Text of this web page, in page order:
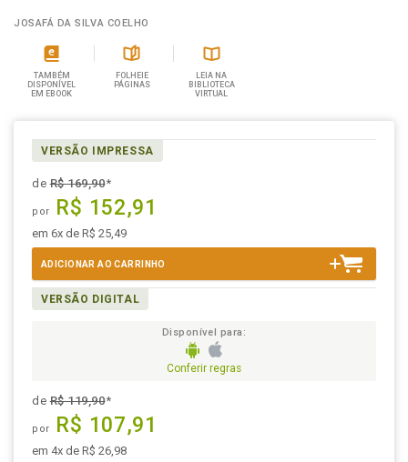
JOSAFÁ DA SILVA COELHO
TAMBÉM
DISPONÍVEL
EM EBOOK
FOLHEIE
PÁGINAS
LEIA NA
BIBLIOTECA
VIRTUAL
VERSÃO IMPRESSA
deR$ 169,90*
por R$ 152,91
em 6x de R$ 25,49
ADICIONAR AO CARRINHO
VERSÃO DIGITAL
Disponível para:
Conferir regras
deR$ 119,90*
por R$ 107,91
em 4x de R$ 26,98